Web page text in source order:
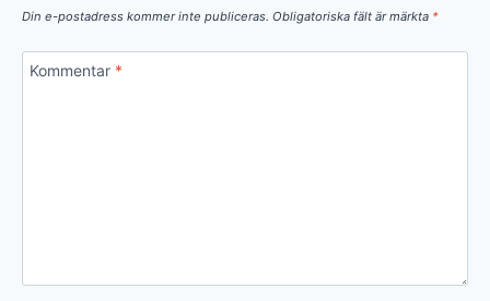
Din e-postadress kommer inte publiceras. Obligatoriska fält är märkta *
Kommentar *